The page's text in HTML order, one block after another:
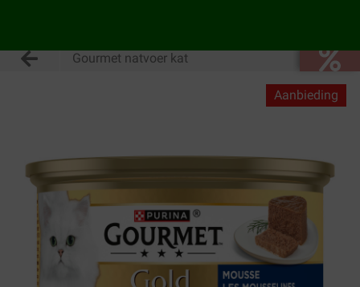
Gourmet natvoer kat
Aanbieding